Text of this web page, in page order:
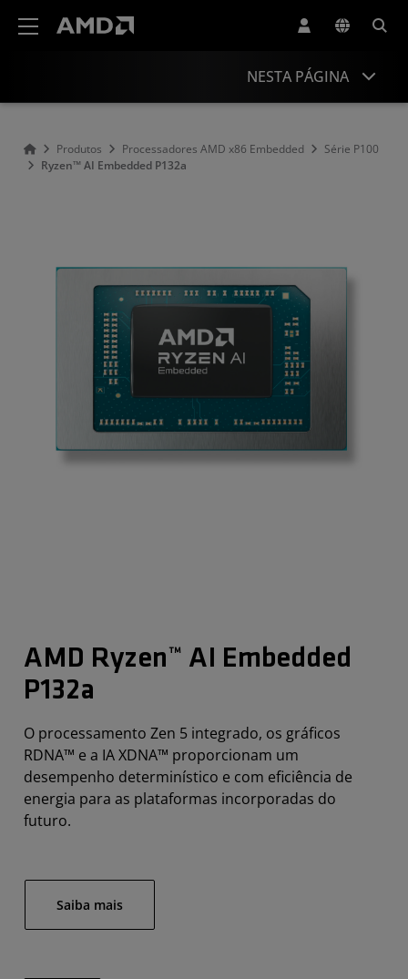
NESTA PÁGINA
Produtos Processadores AMD x86 Embedded
Série P100
Ryzen™ AI Embedded P132a
AMD Ryzen™ AI Embedded
P132a
O processamento Zen 5 integrado, os gráficos
RDNA™ e a IA XDNA™ proporcionam um
desempenho determinístico e com eficiência de
energia para as plataformas incorporadas do
futuro.
Saiba mais